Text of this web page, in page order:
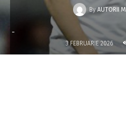
By AUTORII
-
3 FEBRUARIE 2026